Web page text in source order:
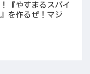
『やすまるスパイ
を作るぜ！マジ